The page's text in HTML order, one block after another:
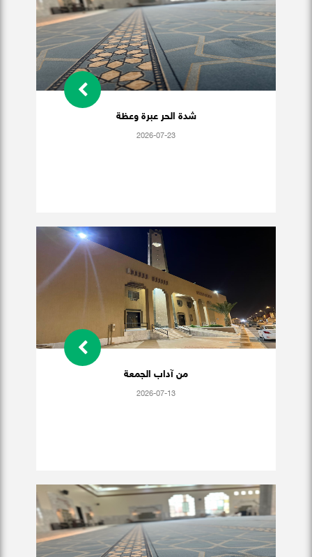
شدة الحر عبرة وعظة
2026-07-23
من آداب الجمعة
2026-07-13